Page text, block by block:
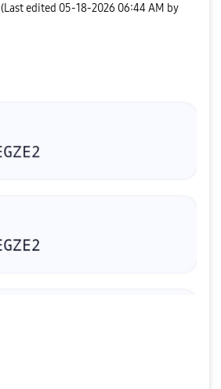
(Last edited ‎05-18-2026 06:44 AM by